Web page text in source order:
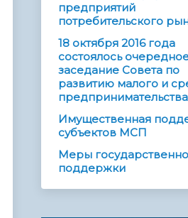
предприятий
потребительского
18 октября 2016 года
состоялось
заседание Совета по
развитию малого и
предпринимательства
Имущественная
субъектов МСП
Меры
поддержки